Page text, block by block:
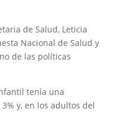
de Salud, Leticia
Nacional de Salud y
de las políticas
tenía una
y, en los adultos del